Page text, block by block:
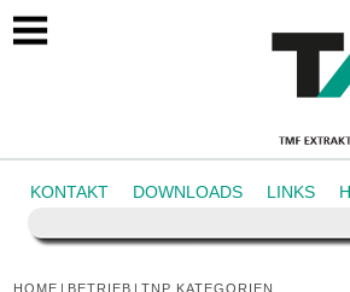
KONTAKT DOWNLOADS LINKS
HOME | BETRIEB | TNP KATEGORIEN